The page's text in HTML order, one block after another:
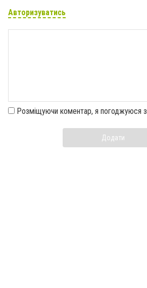
Авторизуватись
Розміщуючи коментар, я погоджуюся з
Додати